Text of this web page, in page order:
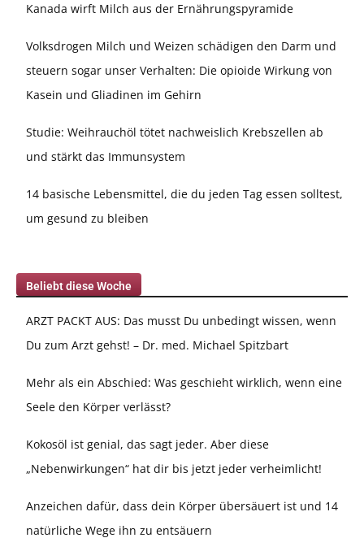
Kanada wirft Milch aus der Ernährungspyramide
Volksdrogen Milch und Weizen schädigen den Darm und
steuern sogar unser Verhalten: Die opioide Wirkung von
Kasein und Gliadinen im Gehirn
Studie: Weihrauchöl tötet nachweislich Krebszellen ab
und stärkt das Immunsystem
14 basische Lebensmittel, die du jeden Tag essen solltest,
um gesund zu bleiben
Beliebt diese Woche
ARZT PACKT AUS: Das musst Du unbedingt wissen, wenn
Du zum Arzt gehst! – Dr. med. Michael Spitzbart
Mehr als ein Abschied: Was geschieht wirklich, wenn eine
Seele den Körper verlässt?
Kokosöl ist genial, das sagt jeder. Aber diese
„Nebenwirkungen“ hat dir bis jetzt jeder verheimlicht!
Anzeichen dafür, dass dein Körper übersäuert ist und 14
natürliche Wege ihn zu entsäuern